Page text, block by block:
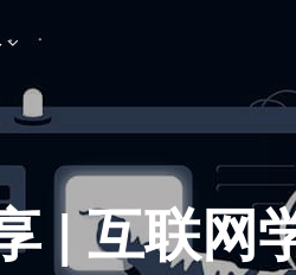
| 互联网